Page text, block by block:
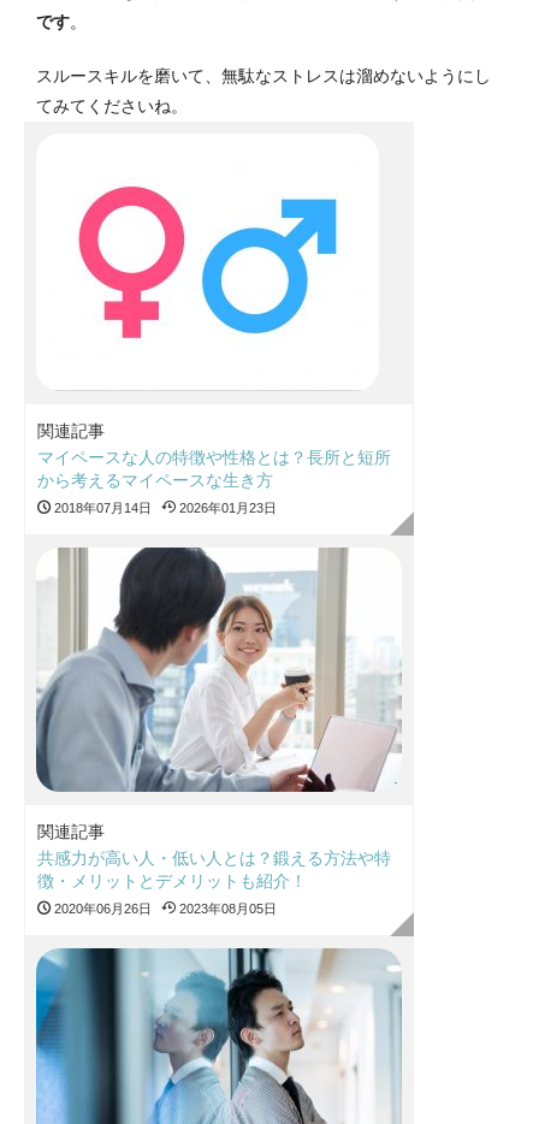
です。
スルースキルを磨いて、無駄なストレスは溜めないようにし
てみてくださいね。
関連記事
マイペースな人の特徴や性格とは？長所と短所
から考えるマイペースな生き方
2018年07月14日 2026年01月23日
関連記事
共感力が高い人・低い人とは？鍛える方法や特
徴・メリットとデメリットも紹介！
2020年06月26日 2023年08月05日